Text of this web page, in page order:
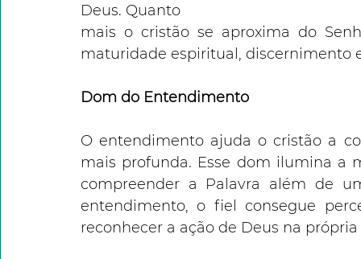
Deus. Quanto
mais o cristão se aproxima do
maturidade espiritual, discernimento
Dom do Entendimento
O entendimento ajuda o cristão a
mais profunda. Esse dom ilumina a
compreender a Palavra além de
entendimento, o fiel consegue
reconhecer a ação de Deus na